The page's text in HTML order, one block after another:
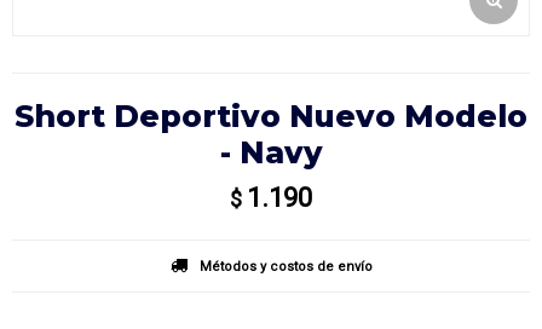
Short Deportivo Nuevo Modelo
- Navy
$ 1.190
Métodos y costos de envío